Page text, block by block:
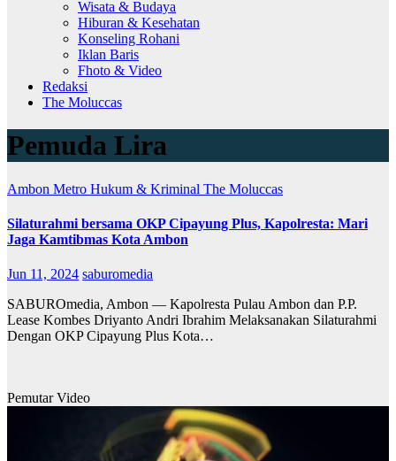
Wisata & Budaya
Hiburan & Kesehatan
Konseling Rohani
Iklan Baris
Fhoto & Video
Redaksi
The Moluccas
Pemuda Lira
Ambon Metro Hukum & Kriminal The Moluccas
Silaturahmi bersama OKP Cipayung Plus, Kapolresta: Mari
Jaga Kamtibmas Kota Ambon
Jun 11, 2024 saburomedia
SABUROmedia, Ambon — Kapolresta Pulau Ambon dan P.P.
Lease Kombes Driyanto Andri Ibrahim Melaksanakan Silaturahmi
Dengan OKP Cipayung Plus Kota…
Pemutar Video